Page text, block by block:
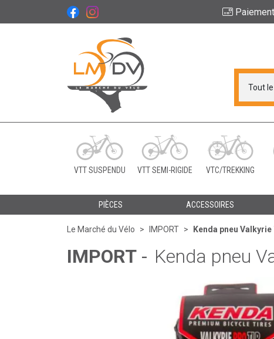
Paiement
Le Marché du Vélo
VTT SUSPENDU VTT SEMI-RIGIDE VTC/TREKKING
PIÈCES ACCESSOIRES
Le Marché du Vélo IMPORT Kenda pneu
IMPORT - Kenda pneu